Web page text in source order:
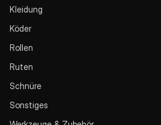
Kleidung
Köder
Rollen
Ruten
Schnüre
Sonstiges